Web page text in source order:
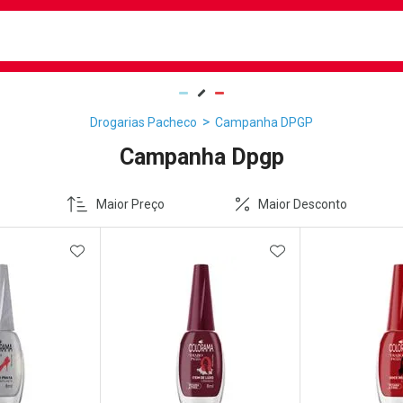
Drogarias Pacheco Campanha DPGP
Campanha Dpgp
Maior Preço Maior Desconto
ADICIONAR AOS FAVORITOSADICIONAR AOS